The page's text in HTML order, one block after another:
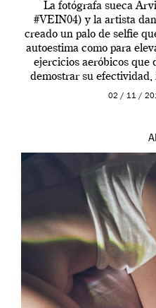
La fotógrafa sueca
#VEIN04) y la artista
creado un palo de selfie
autoestima como para
ejercicios aeróbicos que
demostrar su
prueba
02 / 11 /